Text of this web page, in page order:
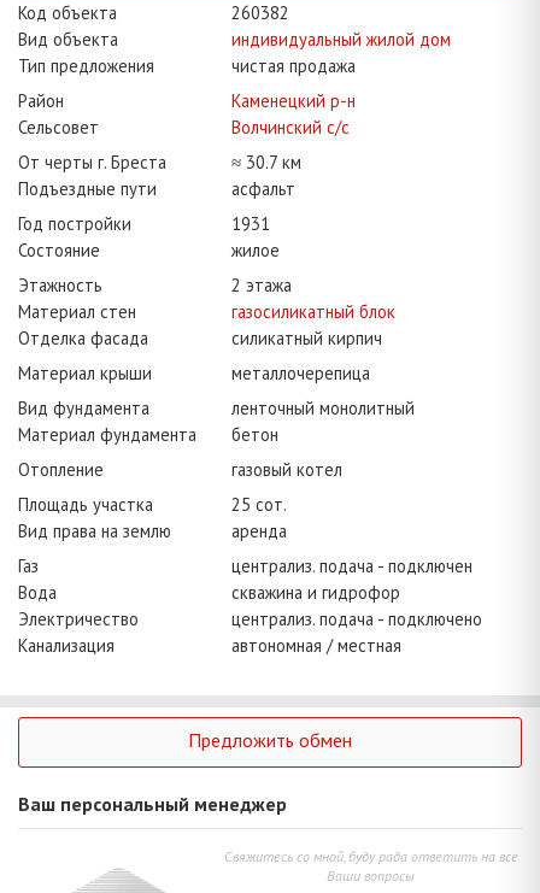
Код объекта
260382
Вид объекта
индивидуальный жилой дом
Тип предложения
чистая продажа
Район
Каменецкий р-н
Сельсовет
Волчинский с/с
От черты г. Бреста
≈ 30.7 км
Подъездные пути
асфальт
Год постройки
1931
Состояние
жилое
Этажность
2 этажа
Материал стен
газосиликатный блок
Отделка фасада
силикатный кирпич
Материал крыши
металлочерепица
Вид фундамента
ленточный монолитный
Материал фундамента
бетон
Отопление
газовый котел
Площадь участка
25 сот.
Вид права на землю
аренда
Газ
централиз. подача - подключен
Вода
скважина и гидрофор
Электричество
централиз. подача - подключено
Канализация
автономная / местная
Предложить обмен
Ваш персональный менеджер
Свяжитесь со мной, буду рада ответить на все
Ваши вопросы